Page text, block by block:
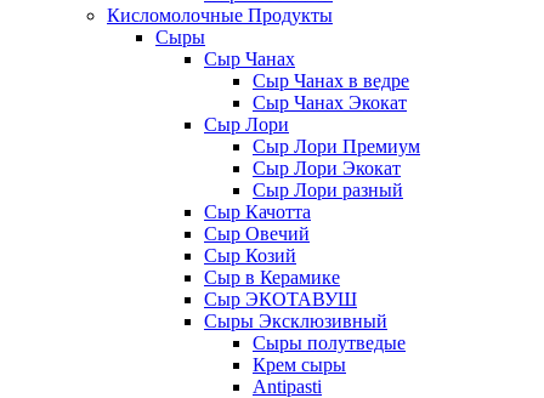
Кисломолочные Продукты
Сыры
Сыр Чанах
Сыр Чанах в ведре
Сыр Чанах Экокат
Сыр Лори
Сыр Лори Премиум
Сыр Лори Экокат
Сыр Лори разный
Сыр Качотта
Сыр Овечий
Сыр Козий
Сыр в Керамике
Сыр ЭКОТАВУШ
Сыры Эксклюзивный
Сыры полутведые
Крем сыры
Antipasti